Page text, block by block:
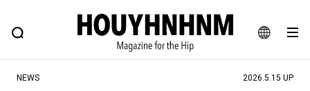
JA
EN
FEATURE BLOG SNAP
ヒップなファッション、カルチャー、ライフスタイルWEBマガジン
NEWS 2026.5.15 UP